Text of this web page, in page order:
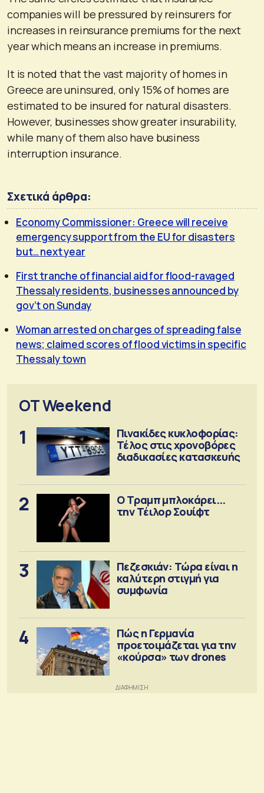
companies will be pressured by reinsurers for
increases in reinsurance premiums for the next
year which means an increase in premiums.
It is noted that the vast majority of homes in
Greece are uninsured, only 15% of homes are
estimated to be insured for natural disasters.
However, businesses show greater insurability,
while many of them also have business
interruption insurance.
Σχετικά άρθρα:
Economy Commissioner: Greece will receive
emergency support from the EU for disasters
but… next year
First tranche of financial aid for flood-ravaged
Thessaly residents, businesses announced by
gov’t on Sunday
Woman arrested on charges of spreading false
news; claimed scores of flood victims in specific
Thessaly town
OT Weekend
1
Πινακίδες κυκλοφορίας:
Τέλος στις χρονοβόρες
διαδικασίες κατασκευής
2
Ο Τραμπ μπλοκάρει...
την Τέιλορ Σουίφτ
3
Πεζεσκιάν: Τώρα είναι η
καλύτερη στιγμή για
συμφωνία
4
Πώς η Γερμανία
προετοιμάζεται για την
«κούρσα» των drones